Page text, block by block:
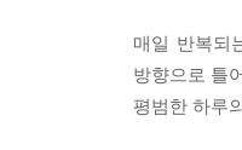
어떤 주제로
쓰려면 지하
않았는지,
매일 반복되
방향으로 틀
평범한 하루